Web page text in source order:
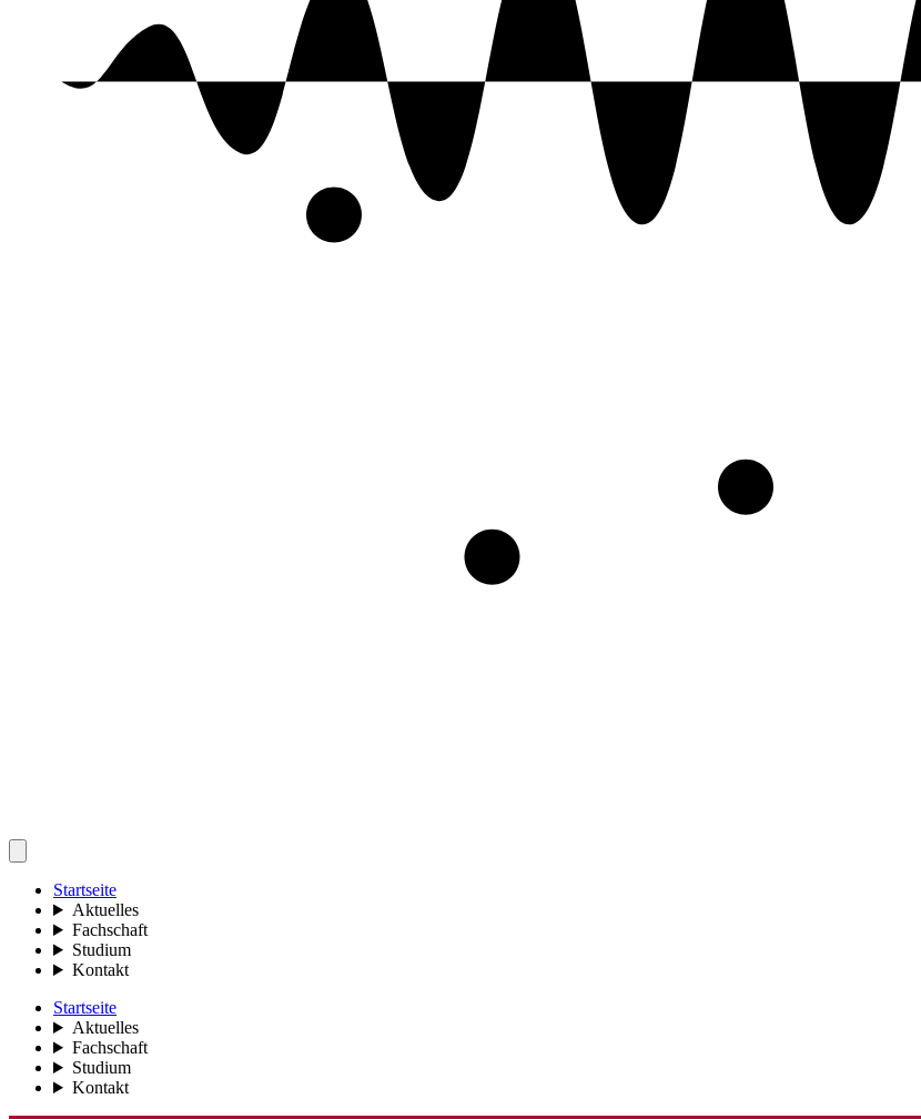
Startseite
Aktuelles
Fachschaft
Studium
Kontakt
Startseite
Aktuelles
Fachschaft
Studium
Kontakt